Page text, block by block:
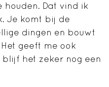
Dat vind ik
Je komt bij de
dingen en bouwt
geeft me ook
blijf het zeker nog een